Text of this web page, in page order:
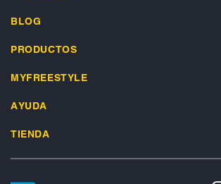
BLOG
PRODUCTOS
MYFREESTYLE
AYUDA
TIENDA